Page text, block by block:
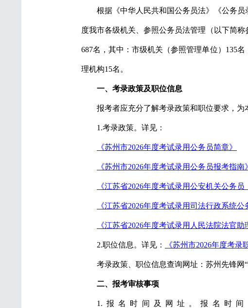
根据《中华人民共和国公务员法》《公务
度我市各级机关、参照公务员法管理（以下简
687名，其中：市级机关（参照管理单位）135
理机构15名。
一、考录政策及职位信息
报考者应充分了解考录政策和职位要求，为
1.考录政策。详见：
《苏州市2026年度考试录用公务员简章》
《苏州市2026年度考试录用公务员报考指南》
《江苏省2026年度考试录用公安机关公务员
《江苏省2026年度考试录用司法行政系统公
《江苏省2026年度考试录用人民法院法官
2.职位信息。详见： 《苏州市2026年度考录
考录政策、职位信息查询网址：苏州先锋网“
二、报考审核事项
1.报名时间及网址。报名时间